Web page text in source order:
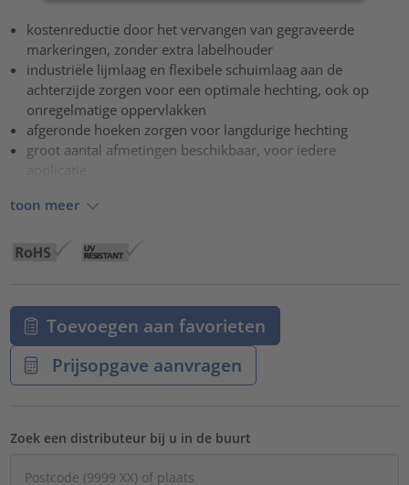
kostenreductie door het vervangen van gegraveerde
markeringen, zonder extra labelhouder
industriële lijmlaag en flexibele schuimlaag aan de
achterzijde zorgen voor een optimale hechting, ook op
onregelmatige oppervlakken
afgeronde hoeken zorgen voor langdurige hechting
groot aantal afmetingen beschikbaar, voor iedere
toon meer
Toevoegen aan favorieten
Prijsopgave aanvragen
Zoek een distributeur bij u in de buurt